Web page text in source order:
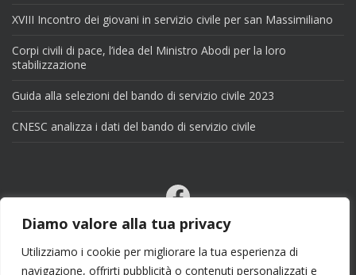
Diamo valore alla tua privacy
Utilizziamo i cookie per migliorare la tua esperienza di
navigazione, offrirti pubblicità o contenuti personalizzati e
XVIII Incontro dei giovani in servizio civile per san Massimiliano
Corpi civili di pace, l’idea del Ministro Abodi per la loro
stabilizzazione
Guida alla selezioni del bando di servizio civile 2023
CNESC analizza i dati del bando di servizio civile
Facebook
Email
X